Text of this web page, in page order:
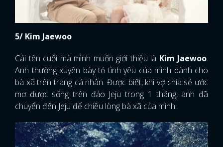
5/ Kim Jaewoo
Cái tên cuối mà mình muốn giới thiệu là Kim Jaewoo.
Anh thường xuyên bày tỏ tình yêu của mình dành cho
bà xã trên trang cá nhân. Được biết, khi vợ chia sẻ ước
mơ được sống trên đảo Jeju trong 1 tháng, anh đã
chuyển đến Jeju để chiều lòng bà xã của mình.